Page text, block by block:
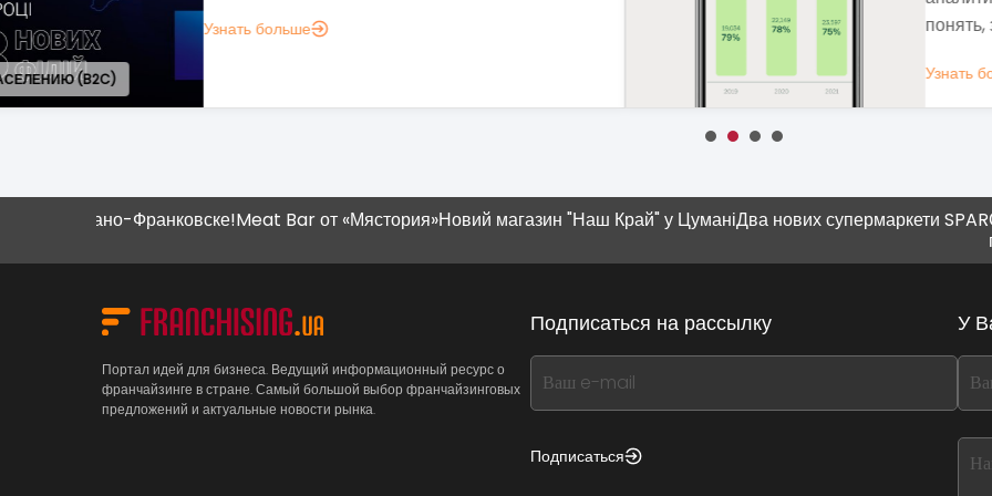
понять, зачем вам это нужно.
ОБЩЕСТВЕННОЕ ПИТАНИЕ
Франковске!Meat Bar от «Мястория»Новий магазин "Наш Край" у ЦуманіДва нових супермаркети SPAR
Портал идей для бизнеса. Ведущий информационный ресурс о
франчайзинге в стране. Самый большой выбор франчайзинговых
предложений и актуальные новости рынка.
Подписаться на рассылку
If
you
this,
Подписаться
У
If
you
this,